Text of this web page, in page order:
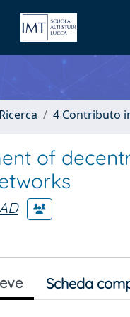
4 Contributo
of
Scheda